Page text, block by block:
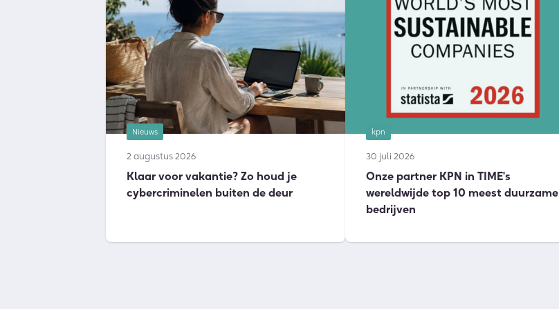
Nieuws
2 augustus 2026
Klaar voor vakantie? Zo houd je
cybercriminelen buiten de deur
kpn
30 juli 2026
Onze partner KPN in TIME's
wereldwijde top 10 meest duurzame
bedrijven